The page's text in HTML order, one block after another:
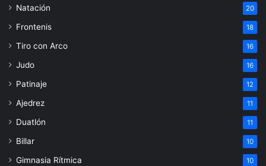
Natación 20
Frontenis 18
Tiro con Arco 16
Judo 16
Patinaje 12
Ajedrez 11
Duatlón 11
Billar 10
Gimnasia Rítmica 10